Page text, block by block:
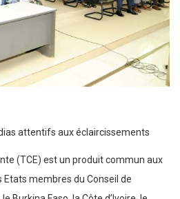
attentifs aux éclaircissements
(TCE) est un produit commun aux
membres du Conseil de